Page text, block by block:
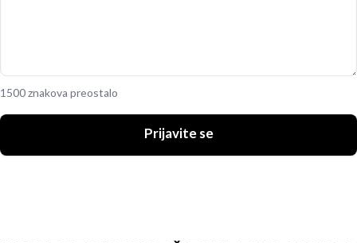
1500 znakova preostalo
Prijavite se